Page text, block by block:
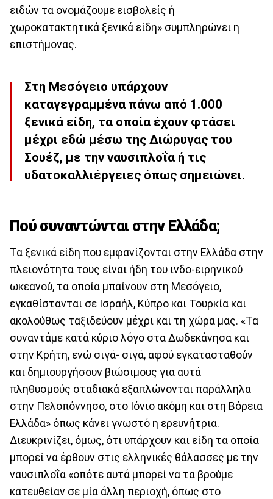
ειδών τα ονομάζουμε εισβολείς ή
χωροκατακτητικά ξενικά είδη» συμπληρώνει η
επιστήμονας.
Στη Μεσόγειο υπάρχουν
καταγεγραμμένα πάνω από 1.000
ξενικά είδη, τα οποία έχουν φτάσει
μέχρι εδώ μέσω της Διώρυγας του
Σουέζ, με την ναυσιπλοΐα ή τις
υδατοκαλλιέργειες όπως σημειώνει.
Πού συναντώνται στην Ελλάδα;
Τα ξενικά είδη που εμφανίζονται στην Ελλάδα στην
πλειονότητα τους είναι ήδη του ινδο-ειρηνικού
ωκεανού, τα οποία μπαίνουν στη Μεσόγειο,
εγκαθίστανται σε Ισραήλ, Κύπρο και Τουρκία και
ακολούθως ταξιδεύουν μέχρι και τη χώρα μας. «Τα
συναντάμε κατά κύριο λόγο στα Δωδεκάνησα και
στην Κρήτη, ενώ σιγά- σιγά, αφού εγκατασταθούν
και δημιουργήσουν βιώσιμους για αυτά
πληθυσμούς σταδιακά εξαπλώνονται παράλληλα
στην Πελοπόννησο, στο Ιόνιο ακόμη και στη Βόρεια
Ελλάδα» όπως κάνει γνωστό η ερευνήτρια.
Διευκρινίζει, όμως, ότι υπάρχουν και είδη τα οποία
μπορεί να έρθουν στις ελληνικές θάλασσες με την
ναυσιπλοΐα «οπότε αυτά μπορεί να τα βρούμε
κατευθείαν σε μία άλλη περιοχή, όπως στο